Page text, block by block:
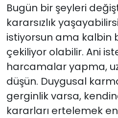
Bugün bir şeyleri
kararsızlık
istiyorsun ama kalbin
çekiliyor olabilir. Ani
harcamalar yapma,
düşün. Duygusal
gerginlik varsa,
kararları ertelemek en